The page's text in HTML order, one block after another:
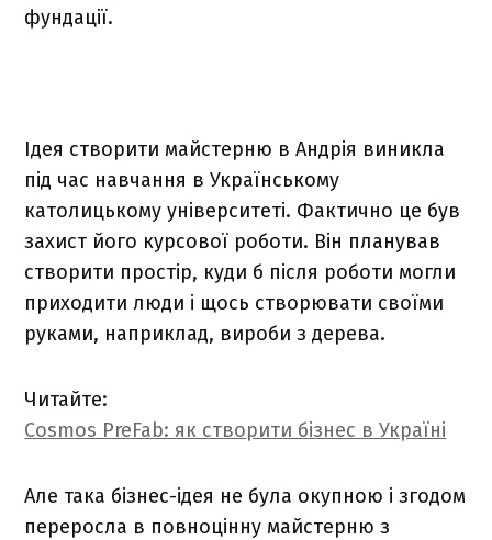
фундації.
Ідея створити майстерню в Андрія виникла
під час навчання в Українському
католицькому університеті. Фактично це був
захист його курсової роботи. Він планував
створити простір, куди б після роботи могли
приходити люди і щось створювати своїми
руками, наприклад, вироби з дерева.
Читайте:
Cosmos PreFab: як створити бізнес в Україні
Але така бізнес-ідея не була окупною і згодом
переросла в повноцінну майстерню з